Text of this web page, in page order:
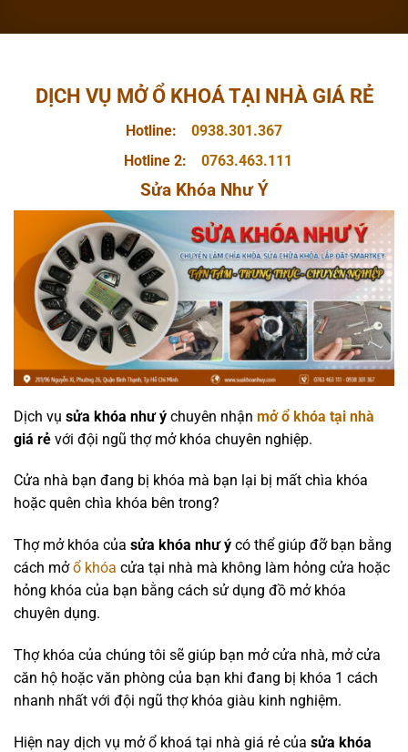
DỊCH VỤ MỞ Ổ KHOÁ TẠI NHÀ GIÁ RẺ
Hotline:
0938.301.367
Hotline 2:
0763.463.111
Sửa Khóa Như Ý
Dịch vụ sửa khóa như ý chuyên nhận mở ổ khóa tại nhà
giá rẻ với đội ngũ thợ mở khóa chuyên nghiệp.
Cửa nhà bạn đang bị khóa mà bạn lại bị mất chìa khóa
hoặc quên chìa khóa bên trong?
Thợ mở khóa của sửa khóa như ý có thể giúp đỡ bạn bằng
cách mởổ khóa cửa tại nhà mà không làm hỏng cửa hoặc
hỏng khóa của bạn bằng cách sử dụng đồ mở khóa
chuyên dụng.
Thợ khóa của chúng tôi sẽ giúp bạn mở cửa nhà, mở cửa
căn hộ hoặc văn phòng của bạn khi đang bị khóa 1 cách
nhanh nhất với đội ngũ thợ khóa giàu kinh nghiệm.
Hiện nay dịch vụ mở ổ khoá tại nhà giá rẻ của sửa khóa